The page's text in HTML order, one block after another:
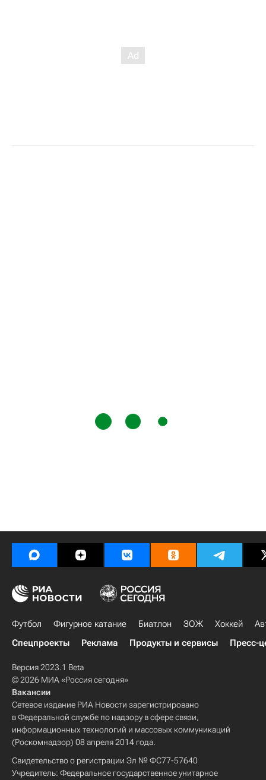
Футбол Фигурное катание Биатлон ЗОЖ Хоккей
Спецпроекты
Реклама Продукты и сервисы Пресс-
Версия 2023.1 Beta
© 2026 МИА «Россия сегодня»
Вакансии
Сетевое издание РИА Новости зарегистрировано
в Федеральной службе по надзору в сфере связи,
информационных технологий и массовых коммуникаций
(Роскомнадзор) 08 апреля 2014 года.
Свидетельство о регистрации Эл № ФС77-57640
Учредитель: Федеральное государственное унитарное